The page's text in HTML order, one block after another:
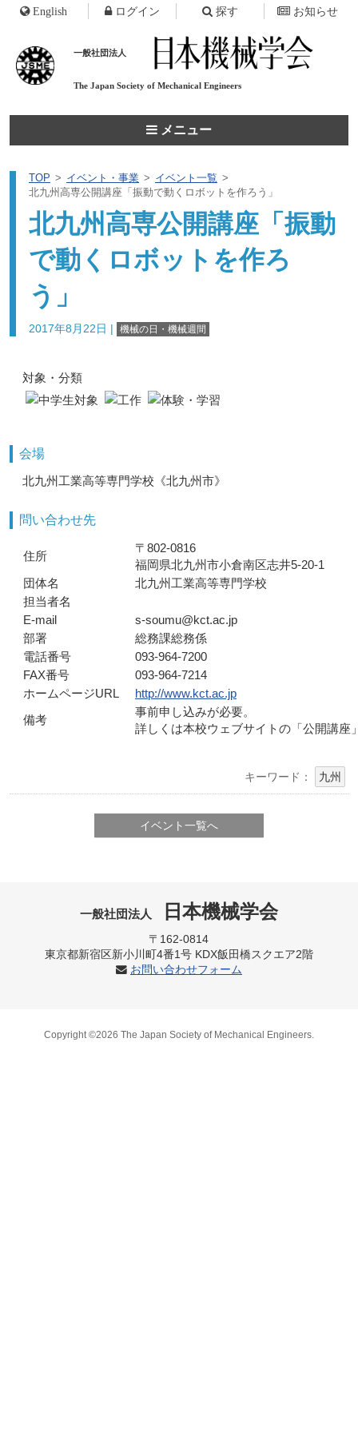
一般社団法人
The Japan Society of Mechanical Engineers
メニュー
English ログイン 探す お知らせ
TOP イベント・事業
イベント一覧
北九州高専公開講座「振動で動くロボットを作ろう」
北九州高専公開講座「振動
で動くロボットを作ろ
う」
2017年8月22日 | 機械の日・機械週間
対象・分類
会場
北九州工業高等専門学校《北九州市》
問い合わせ先
住所
〒802-0816
福岡県北九州市小倉南区志井5-20-1
団体名
北九州工業高等専門学校
担当者名
E-mail
s-soumu@kct.ac.jp
部署
総務課総務係
電話番号
093-964-7200
FAX番号
093-964-7214
ホームページURL
http://www.kct.ac.jp
備考
事前申し込みが必要。
詳しくは本校ウェブサイトの「公開講座
キーワード： 九州
イベント一覧へ
一般社団法人 日本機械学会
〒162-0814
東京都新宿区新小川町4番1号 KDX飯田橋スクエア2階
お問い合わせフォーム
Copyright ©2026 The Japan Society of Mechanical Engineers.